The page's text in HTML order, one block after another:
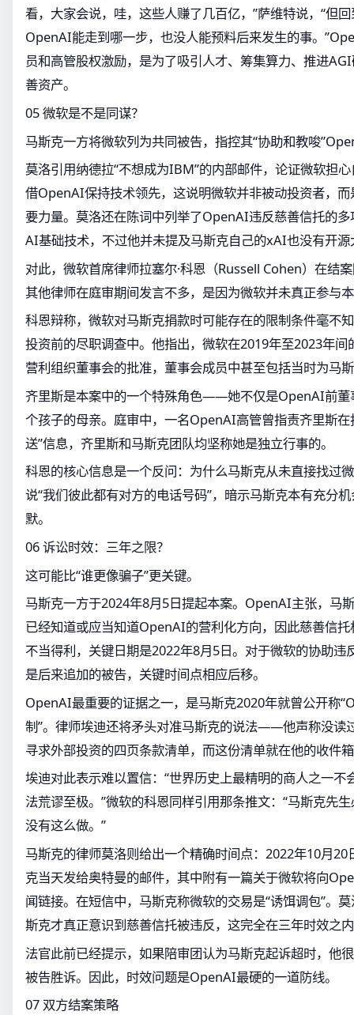
看，大家会说，哇，这些人赚了几百亿，”萨维特说，“但
OpenAI能走到哪一步，也没人能预料后来发生的事。
员和高管股权激励，是为了吸引人才、筹集算力、推进
善资产。
05 微软是不是同谋？
马斯克一方将微软列为共同被告，指控其“协助和教唆
莫洛引用纳德拉“不想成为IBM”的内部邮件，论证微软担
借OpenAI保持技术领先，这说明微软并非被动投资者，
要力量。莫洛还在陈词中列举了OpenAI违反慈善信托的多
AI基础技术，不过他并未提及马斯克自己的xAI也没有开
对此，微软首席律师拉塞尔·科恩（Russell Cohen）在结
其他律师在庭审期间发言不多，是因为微软并未真正参与
科恩辩称，微软对马斯克捐款时可能存在的限制条件毫不
投资前的尽职调查中。他指出，微软在2019年至2023年
营利组织董事会的批准，董事会成员中甚至包括当时为马
齐里斯是本案中的一个特殊角色——她不仅是OpenAI前董
个孩子的母亲。庭审中，一名OpenAI高管曾指责齐里斯在
送”信息，齐里斯和马斯克团队均坚称她是独立行事的。
科恩的核心信息是一个反问：为什么马斯克从未直接找过
说“我们彼此都有对方的电话号码”，暗示马斯克本有充分
默。
06 诉讼时效：三年之限？
这可能比“谁更像骗子”更关键。
马斯克一方于2024年8月5日提起本案。OpenAI主张，马
已经知道或应当知道OpenAI的营利化方向，因此慈善信
不当得利，关键日期是2022年8月5日。对于微软的协助违
是后来追加的被告，关键时间点相应后移。
OpenAI最重要的证据之一，是马斯克2020年就曾公开称
制”。律师埃迪还将矛头对准马斯克的说法——他声称没读
寻求外部投资的四页条款清单，而这份清单就在他的收件
埃迪对此表示难以置信：“世界历史上最精明的商人之一不
法荒谬至极。”微软的科恩同样引用那条推文：“马斯克先
没有这么做。”
马斯克的律师莫洛则给出一个精确时间点：2022年10月
克当天发给奥特曼的邮件，其中附有一篇关于微软将向
闻链接。在短信中，马斯克称微软的交易是“诱饵调包”。
斯克才真正意识到慈善信托被违反，这完全在三年时效之
法官此前已经提示，如果陪审团认为马斯克起诉超时，他
被告胜诉。因此，时效问题是OpenAI最硬的一道防线。
07 双方结案策略